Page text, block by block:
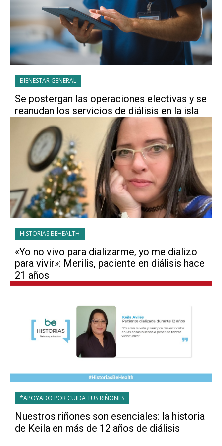
BIENESTAR GENERAL
Se postergan las operaciones electivas y se
reanudan los servicios de diálisis en la isla
HISTORIAS BEHEALTH
«Yo no vivo para dializarme, yo me dializo
para vivir»: Merilis, paciente en diálisis hace
21 años
*APOYADO POR CUIDA TUS RIÑONES
Nuestros riñones son esenciales: la historia
de Keila en más de 12 años de diálisis